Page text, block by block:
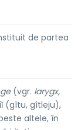
de partea
(vgr. larygx,
(gîtu, gîtleju),
altele, în